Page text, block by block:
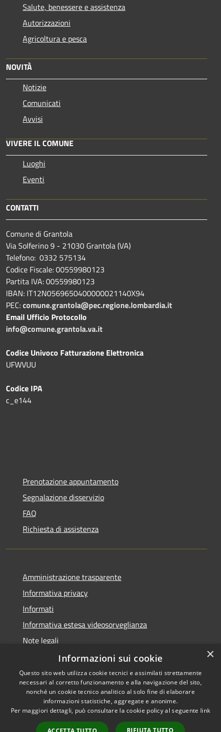
Salute, benessere e assistenza
Autorizzazioni
Agricoltura e pesca
NOVITÀ
Notizie
Comunicati
Avvisi
VIVERE IL COMUNE
Luoghi
Eventi
CONTATTI
Comune di Grantola
Via Solferino 9 - 21030 Grantola (VA)
Telefono: 0332 575134
Codice Fiscale: 00559980123
Partita IVA: 00559980123
IBAN: IT12N0569650400000021140X94
PEC:comune.grantola@pec.regione.lombardia.it
Email Ufficio Protocollo
info@comune.grantola.va.it
Codice Univoco Fatturazione Elettronica
UFWVUU
Codice IPA
c_e144
Prenotazione appuntamento
Segnalazione disservizio
FAQ
Richiesta di assistenza
Amministrazione trasparente
Informativa privacy
Informati
Informativa estesa videosorveglianza
Note legali
Dichiarazione di accessibilità
RSS
Accessibilità
Copyright © 2026 • Comune di
×
Informazioni sui cookie
Questo sito web utilizza cookie tecnici e assimilati strettamente
necessari al corretto funzionamento e alla navigazione del sito,
nonché un cookie tecnico analitico al solo fine di elaborare
informazioni statistiche, aggregate e anonime.
Per maggiori dettagli, può consultare la cookie policy al seguente link
RIFIUTA TUTTO